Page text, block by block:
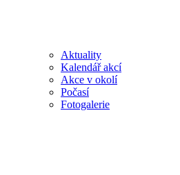
Aktuality
Kalendář akcí
Akce v okolí
Počasí
Fotogalerie